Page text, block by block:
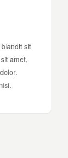
sit
amet,